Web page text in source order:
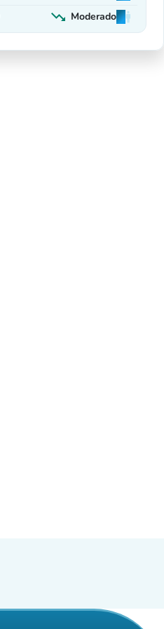
trending_down
Decrescente
Moderadoman
man
man